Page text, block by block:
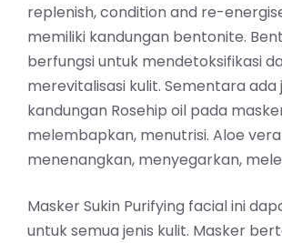
replenish, condition and re-
memiliki kandungan bentonite.
berfungsi untuk mendetoksifikasi
merevitalisasi kulit. Sementara ada
kandungan Rosehip oil pada
melembapkan, menutrisi. Aloe
menenangkan, menyegarkan,
Masker Sukin Purifying facial ini
untuk semua jenis kulit. Masker